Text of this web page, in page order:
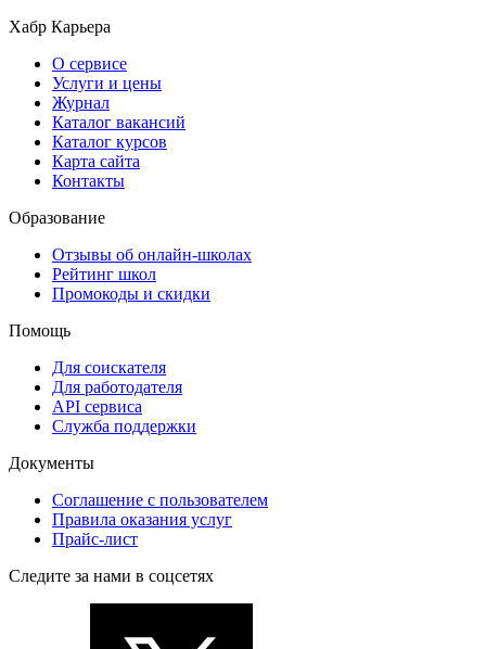
Хабр Карьера
О сервисе
Услуги и цены
Журнал
Каталог вакансий
Каталог курсов
Карта сайта
Контакты
Образование
Отзывы об онлайн-школах
Рейтинг школ
Промокоды и скидки
Помощь
Для соискателя
Для работодателя
API сервиса
Служба поддержки
Документы
Соглашение с пользователем
Правила оказания услуг
Прайс-лист
Следите за нами в соцсетях